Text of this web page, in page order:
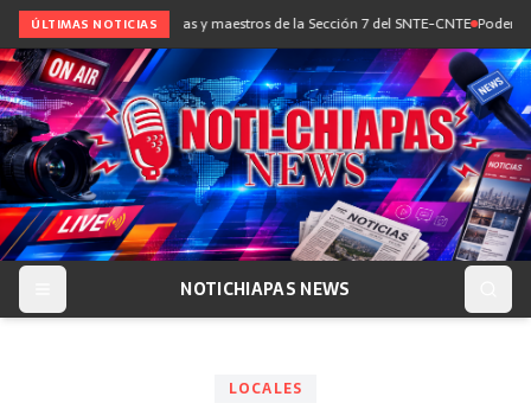
ÚLTIMAS NOTICIAS
diálogo con maestras y maestros de la Sección 7 del SNTE-CNTE Poder Judicial
NOTICHIAPAS NEWS
LOCALES